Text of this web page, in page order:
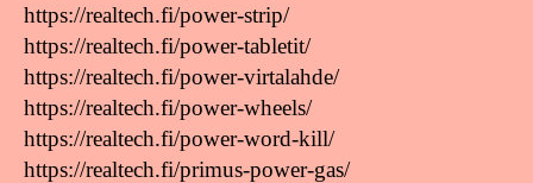
https://realtech.fi/power-strip/
https://realtech.fi/power-tabletit/
https://realtech.fi/power-virtalahde/
https://realtech.fi/power-wheels/
https://realtech.fi/power-word-kill/
https://realtech.fi/primus-power-gas/